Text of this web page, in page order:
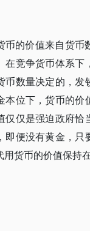
币的价值来自货币
在竞争货币体系下
币数量决定的，发
本位下，货币的价
仅仅是强迫政府恰
即便没有黄金，只
货币的价值保持